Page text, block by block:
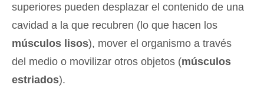
superiores pueden desplazar el contenido de una
cavidad a la que recubren (lo que hacen los
músculos lisos), mover el organismo a través
del medio o movilizar otros objetos (músculos
estriados).